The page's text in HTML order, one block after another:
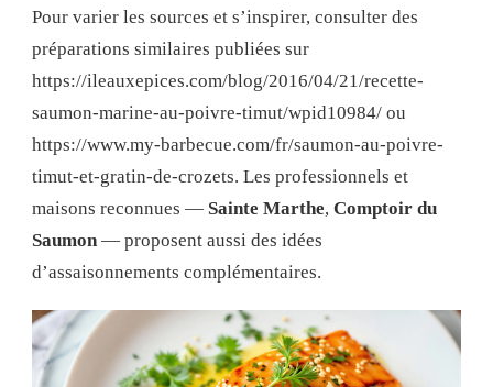
Pour varier les sources et s’inspirer, consulter des
préparations similaires publiées sur
https://ileauxepices.com/blog/2016/04/21/recette-
saumon-marine-au-poivre-timut/wpid10984/ ou
https://www.my-barbecue.com/fr/saumon-au-poivre-
timut-et-gratin-de-crozets. Les professionnels et
maisons reconnues — Sainte Marthe, Comptoir du
Saumon— proposent aussi des idées
d’assaisonnements complémentaires.